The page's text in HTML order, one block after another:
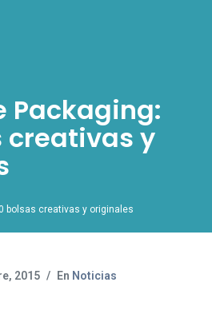
Packaging:
creativas y
bolsas creativas y originales
2015 En Noticias